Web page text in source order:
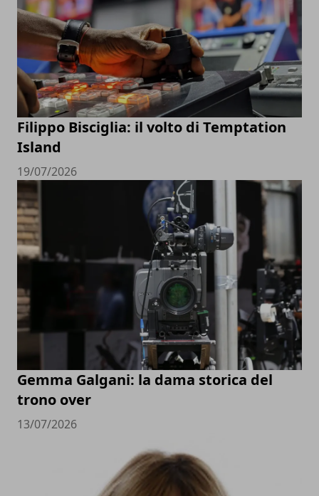
Filippo Bisciglia: il volto di Temptation
Island
19/07/2026
Gemma Galgani: la dama storica del
trono over
13/07/2026